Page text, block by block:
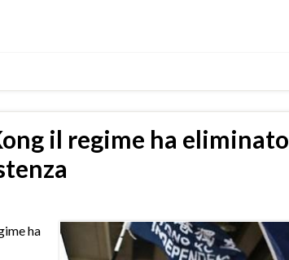
il regime ha eliminato
ha